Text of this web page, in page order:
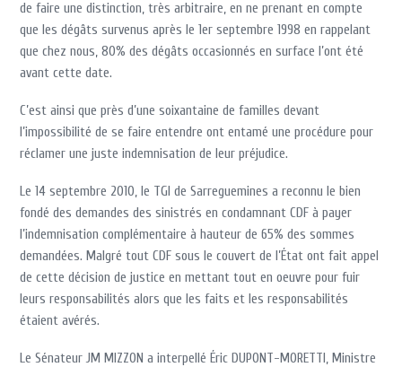
de faire une distinction, très arbitraire, en ne prenant en compte
que les dégâts survenus après le 1er septembre 1998 en rappelant
que chez nous, 80% des dégâts occasionnés en surface l’ont été
avant cette date.
C’est ainsi que près d’une soixantaine de familles devant
l’impossibilité de se faire entendre ont entamé une procédure pour
réclamer une juste indemnisation de leur préjudice.
Le 14 septembre 2010, le TGI de Sarreguemines a reconnu le bien
fondé des demandes des sinistrés en condamnant CDF à payer
l’indemnisation complémentaire à hauteur de 65% des sommes
demandées. Malgré tout CDF sous le couvert de l’État ont fait appel
de cette décision de justice en mettant tout en oeuvre pour fuir
leurs responsabilités alors que les faits et les responsabilités
étaient avérés.
Le Sénateur JM MIZZON a interpellé Éric DUPONT-MORETTI, Ministre